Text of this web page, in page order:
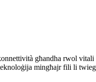
għandha rwol
mingħajr fili li